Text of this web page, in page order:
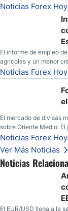
la Fed.
Noticias Forex Hoy
El informe de empleo
agrícolas y un menor
Noticias Forex Hoy
El mercado de divisas
sobre Oriente Medio.
y los operadores
Unidos.
Noticias Forex Hoy
Ver Más Noticias
Noticias
El EUR/USD llega a la